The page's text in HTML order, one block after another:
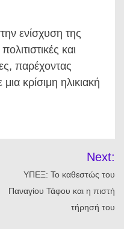
ενίσχυση της
και
παρέχοντας
κρίσιμη ηλικιακή
Next:
ΥΠΕΞ: Το καθεστώς του
Παναγίου Τάφου και η πιστή
τήρησή του